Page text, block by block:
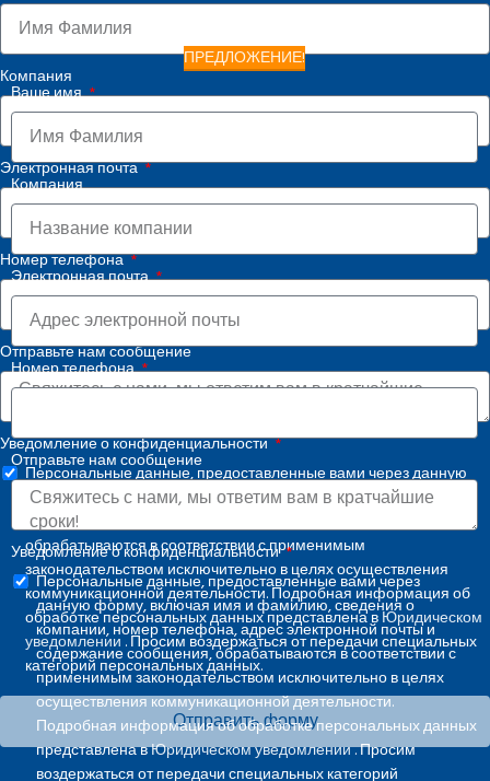
Компания
Электронная почта
Номер телефона
Отправьте нам сообщение
Уведомление о конфиденциальности
Персональные данные, предоставленные вами через данную
форму, включая имя и фамилию, сведения о компании, номер
телефона, адрес электронной почты и содержание сообщения,
обрабатываются в соответствии с применимым
законодательством исключительно в целях осуществления
коммуникационной деятельности. Подробная информация об
обработке персональных данных представлена вЮридическом
уведомлении. Просим воздержаться от передачи специальных
категорий персональных данных.
Отправить форму
ПРЕДЛОЖЕНИЕ!
Ваше имя
Компания
Электронная почта
Номер телефона
Отправьте нам сообщение
Уведомление о конфиденциальности
Персональные данные, предоставленные вами через
данную форму, включая имя и фамилию, сведения о
компании, номер телефона, адрес электронной почты и
содержание сообщения, обрабатываются в соответствии с
применимым законодательством исключительно в целях
осуществления коммуникационной деятельности.
Подробная информация об обработке персональных данных
представлена вЮридическом уведомлении. Просим
воздержаться от передачи специальных категорий